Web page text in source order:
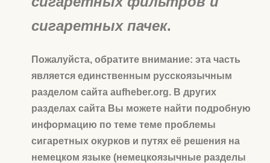
сигаретных пачек.
Пожалуйста, обратите внимание: эта часть
является единственным русскоязычным
разделом сайта aufheber.org. В других
разделах сайта Вы можете найти подробную
информацию по теме теме проблемы
сигаретных окурков и путях её решения на
немецком языке (немецкоязычные разделы